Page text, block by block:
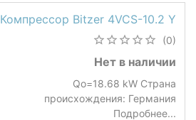
Компрессор Bitzer 4VCS-10.2 Y
(0)
Нет в наличии
Qo=18.68 kW Страна
происхождения: Германия
Подробнее...